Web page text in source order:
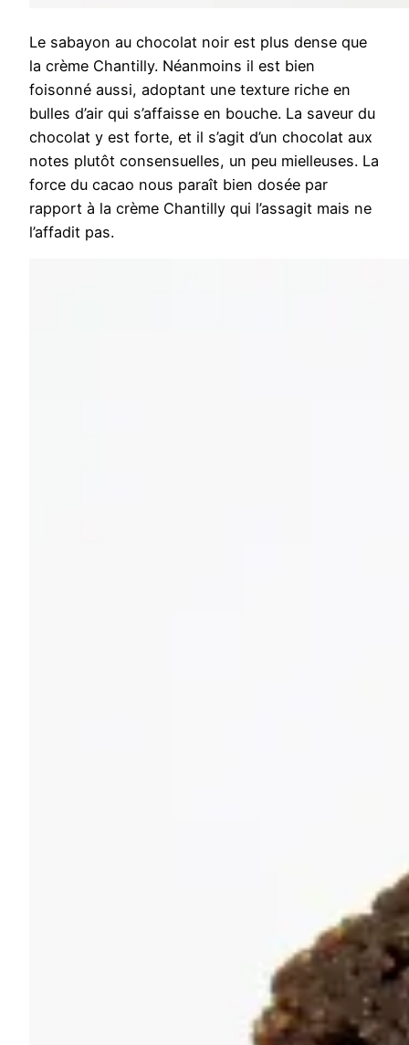
Le sabayon au chocolat noir est plus dense que
la crème Chantilly. Néanmoins il est bien
foisonné aussi, adoptant une texture riche en
bulles d’air qui s’affaisse en bouche. La saveur du
chocolat y est forte, et il s’agit d’un chocolat aux
notes plutôt consensuelles, un peu mielleuses. La
force du cacao nous paraît bien dosée par
rapport à la crème Chantilly qui l’assagit mais ne
l’affadit pas.